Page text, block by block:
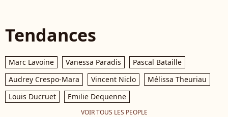
Tendances
Marc Lavoine Vanessa Paradis
Pascal Bataille
Audrey Crespo-Mara
Vincent Niclo
Mélissa Theuriau
Louis Ducruet
Emilie Dequenne
VOIR TOUS LES PEOPLE